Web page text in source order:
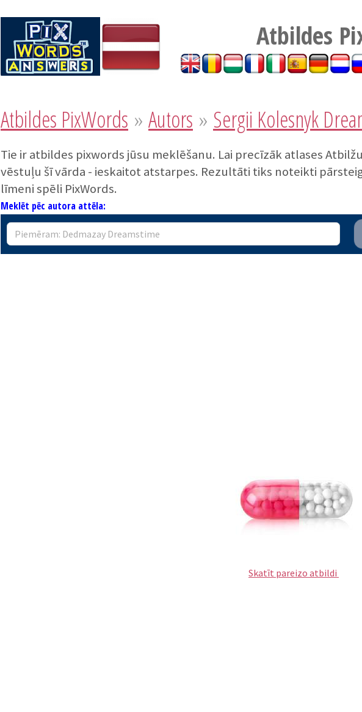
Atbildes
Atbildes PixWords » Autors » Sergii Kolesnyk
Tie ir atbildes pixwords jūsu meklēšanu. Lai precīzāk atlases
vēstuļu šī vārda - ieskaitot atstarpes. Rezultāti tiks noteikti
līmeni spēli PixWords.
Meklēt pēc autora attēla:
Skatīt pareizo atbildi